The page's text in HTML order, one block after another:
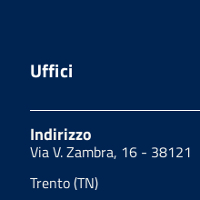
Uffici
Indirizzo
Via V. Zambra, 16 - 38121
Trento (TN)